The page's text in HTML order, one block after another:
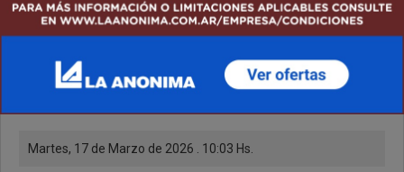
Martes, 17 de Marzo de 2026 . 10:03 Hs.